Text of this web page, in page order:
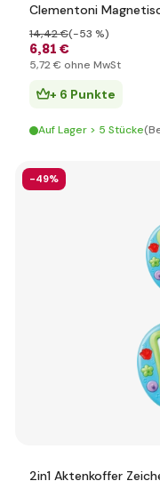
Clementoni
6,81 €
14,42 €(-53 %)
5,72 € ohne MwSt
+ 6 Punkte
Auf Lager > 5 Stücke
-49%
2in1 Aktenkoffer